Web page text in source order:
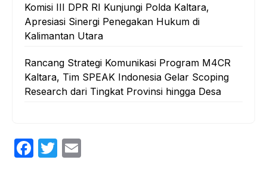
Komisi III DPR RI Kunjungi Polda Kaltara,
Apresiasi Sinergi Penegakan Hukum di
Kalimantan Utara
Rancang Strategi Komunikasi Program M4CR
Kaltara, Tim SPEAK Indonesia Gelar Scoping
Research dari Tingkat Provinsi hingga Desa
F
T